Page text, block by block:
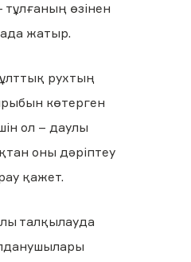
тұлғаның өзінен
жатыр.
рухтың
көтерген
ол – даулы
оны дәріптеу
қажет.
талқылауда